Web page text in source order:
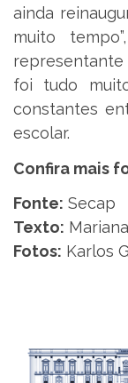
ainda
muito
foi tudo
constantes
escolar.
Confira mais
Fonte: Secap
Texto:
Fotos: Karlos